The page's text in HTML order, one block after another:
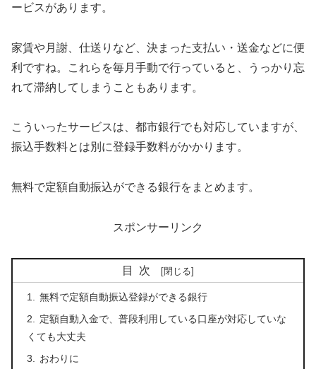
ービスがあります。
家賃や月謝、仕送りなど、決まった支払い・送金などに便
利ですね。これらを毎月手動で行っていると、うっかり忘
れて滞納してしまうこともあります。
こういったサービスは、都市銀行でも対応していますが、
振込手数料とは別に登録手数料がかかります。
無料で定額自動振込ができる銀行をまとめます。
スポンサーリンク
目次
無料で定額自動振込登録ができる銀行
定額自動入金で、普段利用している口座が対応していな
くても大丈夫
おわりに